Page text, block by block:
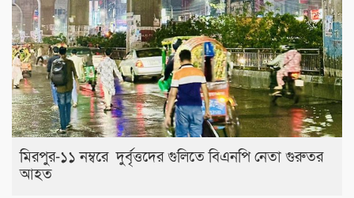
মিরপুর-১১ নম্বরে দুর্বৃত্তদের গুলিতে বিএনপি নেতা গুরুতর
আহত